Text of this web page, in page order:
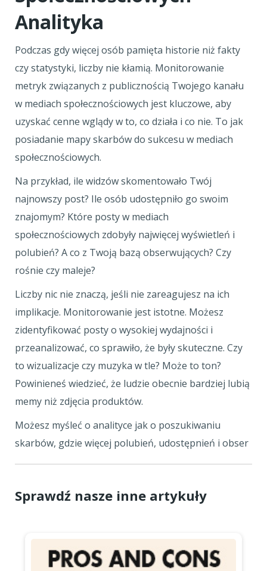
Analityka
Podczas gdy więcej osób pamięta historie niż fakty
czy statystyki, liczby nie kłamią. Monitorowanie
metryk związanych z publicznością Twojego kanału
w mediach społecznościowych jest kluczowe, aby
uzyskać cenne wglądy w to, co działa i co nie. To jak
posiadanie mapy skarbów do sukcesu w mediach
społecznościowych.
Na przykład, ile widzów skomentowało Twój
najnowszy post? Ile osób udostępniło go swoim
znajomym? Które posty w mediach
społecznościowych zdobyły najwięcej wyświetleń i
polubień? A co z Twoją bazą obserwujących? Czy
rośnie czy maleje?
Liczby nic nie znaczą, jeśli nie zareagujesz na ich
implikacje. Monitorowanie jest istotne. Możesz
zidentyfikować posty o wysokiej wydajności i
przeanalizować, co sprawiło, że były skuteczne. Czy
to wizualizacje czy muzyka w tle? Może to ton?
Powinieneś wiedzieć, że ludzie obecnie bardziej lubią
memy niż zdjęcia produktów.
Możesz myśleć o analityce jak o poszukiwaniu
skarbów, gdzie więcej polubień, udostępnień i obser
Sprawdź nasze inne artykuły